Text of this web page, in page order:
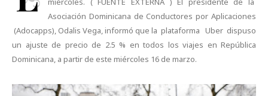
Asociación Dominicana de Conductores por Aplicaciones
(Adocapps), Odalis Vega, informó que la plataforma Uber dispuso
un ajuste de precio de 2.5 % en todos los viajes en República
Dominicana, a partir de este miércoles 16 de marzo.